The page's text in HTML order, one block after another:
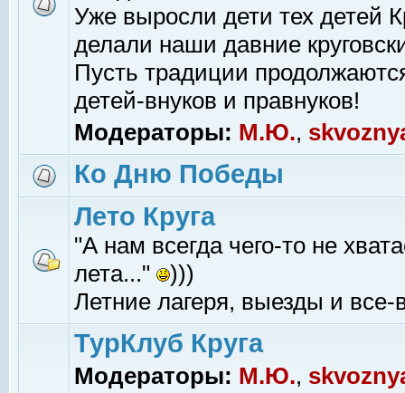
Уже выросли дети тех детей
делали наши давние
Пусть традиции
детей-внуков и правнуков!
Модераторы: М.Ю.,
Ко Дню Победы
Лето Круга
"А нам всегда чего-то не
лета..."
)))
Летние лагеря, выезды и все-
ТурКлуб Круга
Модераторы: М.Ю.,